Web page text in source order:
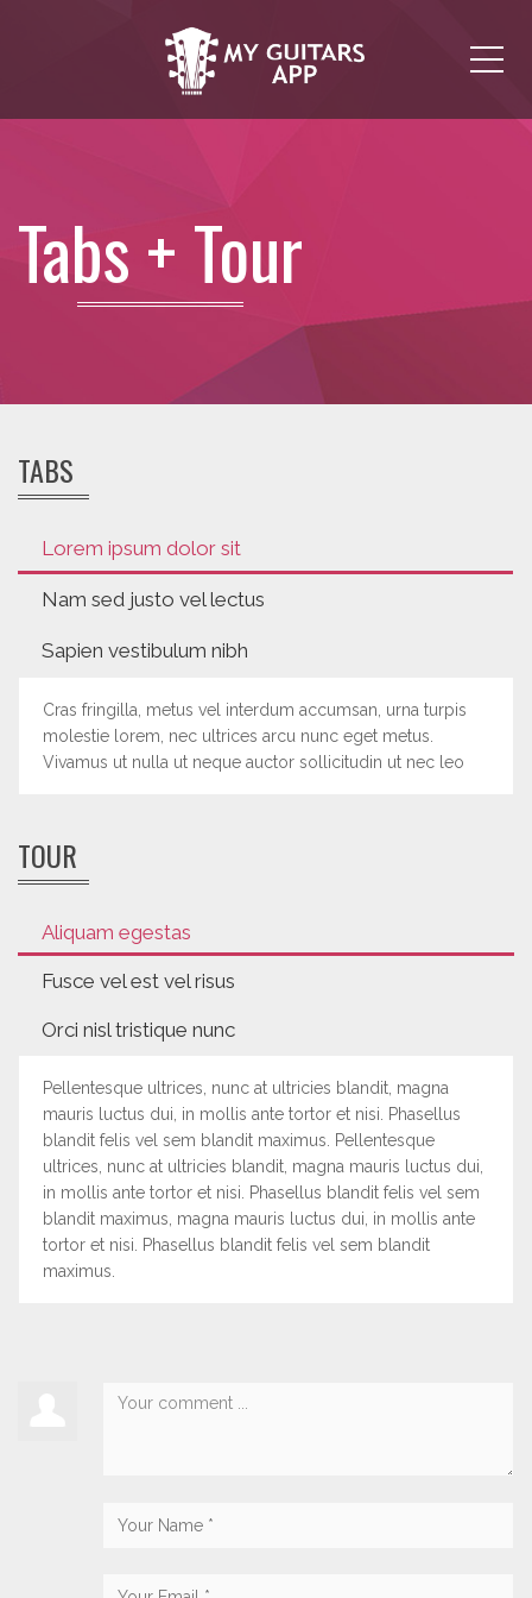
Tabs + Tour
TABS
Lorem ipsum dolor sit
Nam sed justo vel lectus
Sapien vestibulum nibh
Cras fringilla, metus vel interdum accumsan, urna turpis
molestie lorem, nec ultrices arcu nunc eget metus.
Vivamus ut nulla ut neque auctor sollicitudin ut nec leo
TOUR
Aliquam egestas
Fusce vel est vel risus
Orci nisl tristique nunc
Pellentesque ultrices, nunc at ultricies blandit, magna
mauris luctus dui, in mollis ante tortor et nisi. Phasellus
blandit felis vel sem blandit maximus. Pellentesque
ultrices, nunc at ultricies blandit, magna mauris luctus dui,
in mollis ante tortor et nisi. Phasellus blandit felis vel sem
blandit maximus, magna mauris luctus dui, in mollis ante
tortor et nisi. Phasellus blandit felis vel sem blandit
maximus.